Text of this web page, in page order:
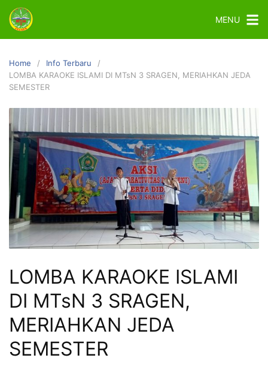
MENU
Home
Info Terbaru
LOMBA KARAOKE ISLAMI DI MTsN 3 SRAGEN, MERIAHKAN JEDA
SEMESTER
LOMBA KARAOKE ISLAMI
DI MTsN 3 SRAGEN,
MERIAHKAN JEDA
SEMESTER